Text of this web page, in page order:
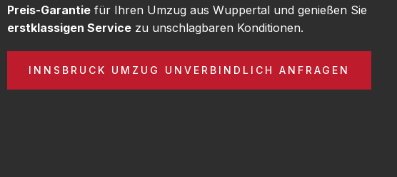
Preis-Garantie für Ihren Umzug aus Wuppertal und genießen Sie
erstklassigen Service zu unschlagbaren Konditionen.
INNSBRUCK UMZUG UNVERBINDLICH ANFRAGEN